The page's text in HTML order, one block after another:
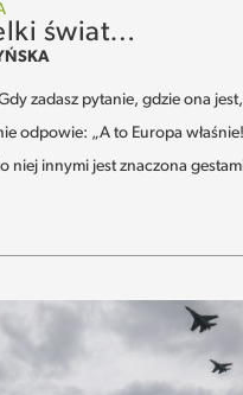
świat…
zadasz pytanie, gdzie ona
odpowie: „A to Europa
niej innymi jest znaczona